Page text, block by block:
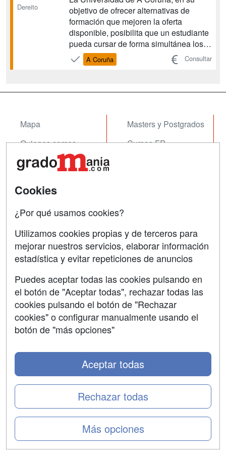
Dereito
objetivo de ofrecer alternativas de
formación que mejoren la oferta
disponible, posibilita que un estudiante
pueda cursar de forma simultánea los
estudios de Grado en Derecho y Grado
en Administración y Dirección de
A Coruña Consultar
Mapa
Quienes somos
Tarifas publicidad
Masters y Postgrados
Cursos FP
Contactar
Confidencialidad
Copyleft
SÍGUENOS EN:
Cookies
¿Por qué usamos cookies?
Utilizamos cookies propias y de terceros para
mejorar nuestros servicios, elaborar información
estadística y evitar repeticiones de anuncios
Puedes aceptar todas las cookies pulsando en
el botón de "Aceptar todas", rechazar todas las
cookies pulsando el botón de "Rechazar
cookies" o configurar manualmente usando el
botón de "más opciones"
Más opciones
Rechazar todas
Aceptar todas